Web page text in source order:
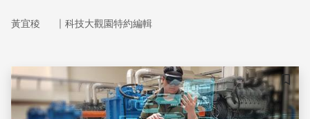
黃宜稜 ｜ 科技大觀園特約編輯
儲存